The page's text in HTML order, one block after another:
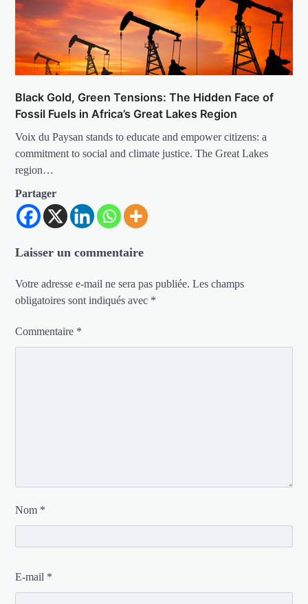
Black Gold, Green Tensions: The Hidden Face of
Fossil Fuels in Africa’s Great Lakes Region
Voix du Paysan stands to educate and empower citizens: a
commitment to social and climate justice. The Great Lakes
region…
Partager
Laisser un commentaire
Votre adresse e-mail ne sera pas publiée. Les champs
obligatoires sont indiqués avec *
Commentaire *
Nom *
E-mail *